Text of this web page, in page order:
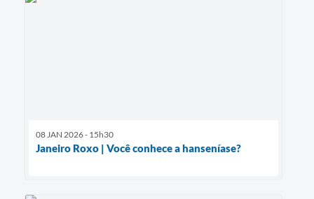
08 JAN 2026 - 15h30
Janeiro Roxo | Você conhece a hanseníase?